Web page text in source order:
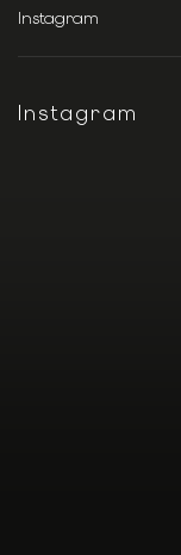
Instagram
Instagram